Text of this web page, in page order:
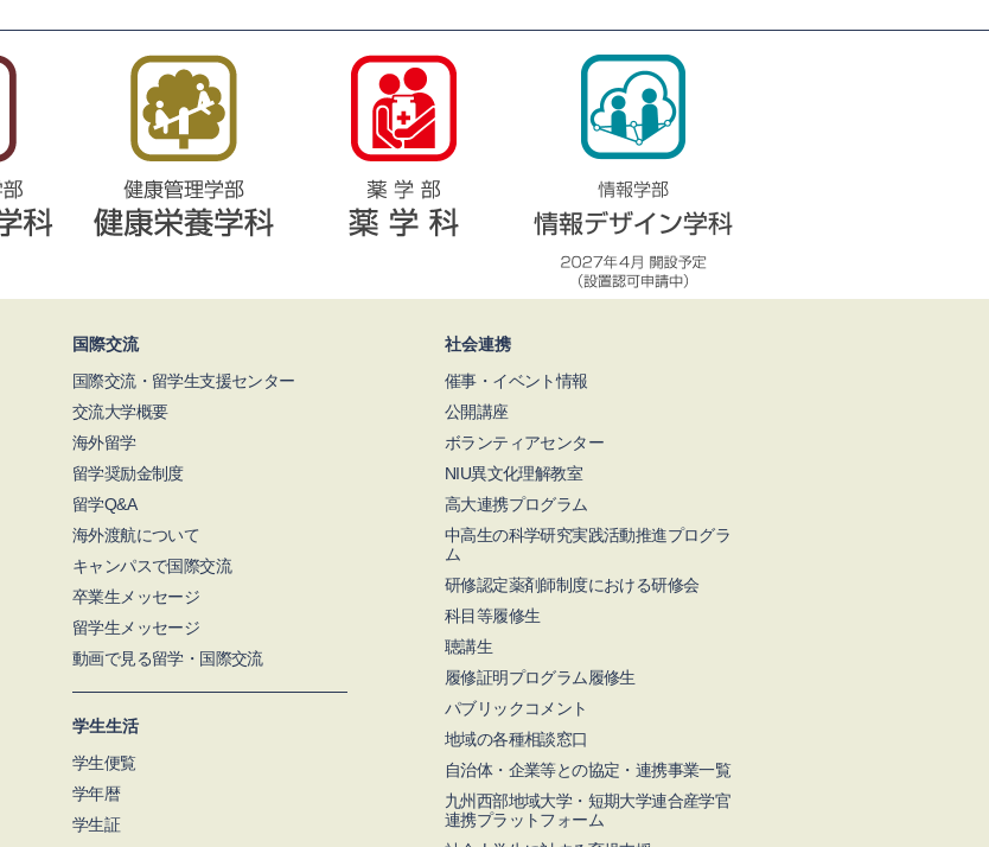
国際交流
国際交流・留学生支援センター
交流大学概要
海外留学
留学奨励金制度
留学Q&A
海外渡航について
キャンパスで国際交流
卒業生メッセージ
留学生メッセージ
動画で見る留学・国際交流
学生生活
学生便覧
学年暦
学生証
社会連携
催事・イベント情報
公開講座
ボランティアセンター
NIU異文化理解教室
高大連携プログラム
中高生の科学研究実践活動推進プログラ
ム
研修認定薬剤師制度における研修会
科目等履修生
聴講生
履修証明プログラム履修生
パブリックコメント
地域の各種相談窓口
自治体・企業等との協定・連携事業一覧
九州⻄部地域⼤学・短期⼤学連合産学官
連携プラットフォーム